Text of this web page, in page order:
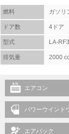
燃料 ガソリ
ドア数 4ドア
型式 LA-
排気量 2000
エアコン
パワーウインド
エアバック